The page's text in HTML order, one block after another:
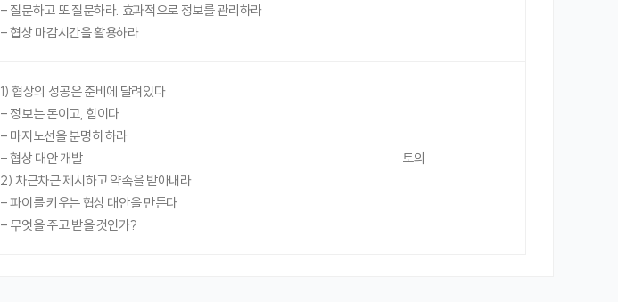
- 질문하고 또 질문하라. 효과적으로 정보를 관리하라
- 협상 마감시간을 활용하라
1) 협상의 성공은 준비에 달려있다
- 정보는 돈이고, 힘이다
- 마지노선을 분명히 하라
- 협상 대안 개발
2) 차근차근 제시하고 약속을 받아내라
- 파이를 키우는 협상 대안을 만든다
- 무엇을 주고 받을 것인가?
토의